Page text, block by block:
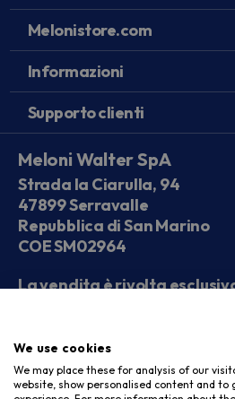
Melonistore.com
Informazioni
Supporto clienti
Meloni Walter SpA
Strada la Ciarulla, 94
47899 Serravalle
Repubblica di San Marino
COE SM02964
La vendita è rivolta
Seguici sui social
We use cookies
We may place these for analysis of our
website, show personalised content and to